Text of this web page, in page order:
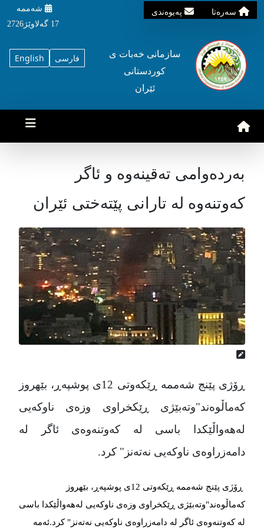
سه‌ره‌تا په‌یوه‌ندی
شه‌ممه‌
17 گه‌لاوێژ2726
English فارسی
سازمانی خه‌بات ی
کوردستانی
ئێران
بەردەوامی تەقینەوە و ئاگر
کەوتنەوە لە تارانی پێتەختی ئێران
ڕۆژی پێنج شەممە ڕێکەوتی 12ی پوشپەڕ، بێهروز
کەماڵوەند"وتەبێژی ڕێکخراوی وزەی ناوکەیی
لەهەواڵێکدا باسی لە کەوتنەوەی ئاگر لە
دامەزراوەی ناوکەیی نەتەنز" کرد.
ڕۆژی پێنج شەممە ڕێکەوتی 12ی پوشپەڕ، بێهروز
کەماڵوەند"وتەبێژی ڕێکخراوی وزەی ناوکەیی لەهەواڵێکدا باسی
لە کەوتنەوەی ئاگر لە دامەزراوەی ناوکەیی نەتەنز" کرد.ئەمە